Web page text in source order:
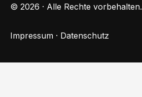
© 2026 · Alle Rechte vorbehalten.
Impressum · Datenschutz